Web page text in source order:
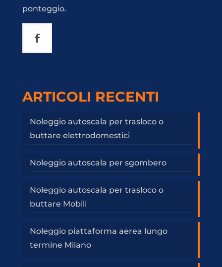
ponteggio.
ARTICOLI RECENTI
Noleggio autoscala per trasloco o
buttare elettrodomestici
Noleggio autoscala per sgombero
Noleggio autoscala per trasloco o
buttare Mobili
Noleggio piattaforma aerea lungo
termine Milano